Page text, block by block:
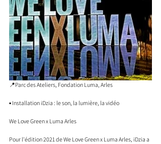
📍Parc des Ateliers, Fondation Luma, Arles
▪️ Installation iDzia : le son, la lumière, la vidéo
We Love Green x Luma Arles
Pour l'édition 2021 de We Love Green x Luma Arles, iDzia a